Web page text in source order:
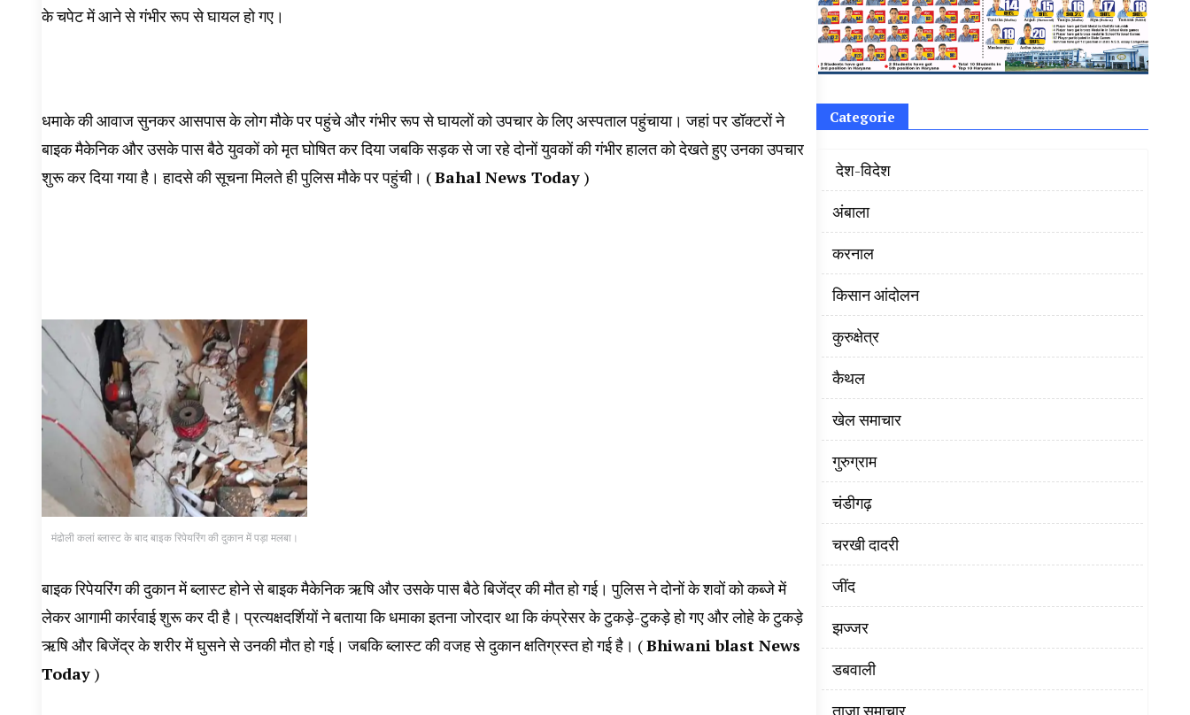
के चपेट में आने से गंभीर रूप से घायल हो गए।
धमाके की आवाज सुनकर आसपास के लोग मौके पर पहुंचे और गंभीर रूप से घायलों को उपचार के लिए अस्पताल पहुंचाया। जहां पर डॉक्टरों ने
बाइक मैकेनिक और उसके पास बैठे युवकों को मृत घोषित कर दिया जबकि सड़क से जा रहे दोनों युवकों की गंभीर हालत को देखते हुए उनका उपचार
शुरू कर दिया गया है। हादसे की सूचना मिलते ही पुलिस मौके पर पहुंची। (Bahal News Today )
मंढोली कलां ब्लास्ट के बाद बाइक रिपेयरिंग की दुकान में पड़ा मलबा।
बाइक रिपेयरिंग की दुकान में ब्लास्ट होने से बाइक मैकेनिक ऋषि और उसके पास बैठे बिजेंद्र की मौत हो गई। पुलिस ने दोनों के शवों को कब्जे में
लेकर आगामी कार्रवाई शुरू कर दी है। प्रत्यक्षदर्शियों ने बताया कि धमाका इतना जोरदार था कि कंप्रेसर के टुकड़े-टुकड़े हो गए और लोहे के टुकड़े
ऋषि और बिजेंद्र के शरीर में घुसने से उनकी मौत हो गई। जबकि ब्लास्ट की वजह से दुकान क्षतिग्रस्त हो गई है। (Bhiwani blast News
Today )
Categorie
‌ देश-विदेश
अंबाला
करनाल
किसान आंदोलन
कुरुक्षेत्र
कैथल
खेल समाचार
गुरुग्राम
चंडीगढ़
चरखी दादरी
‌जींद
झज्जर
डबवाली
ताजा समाचार